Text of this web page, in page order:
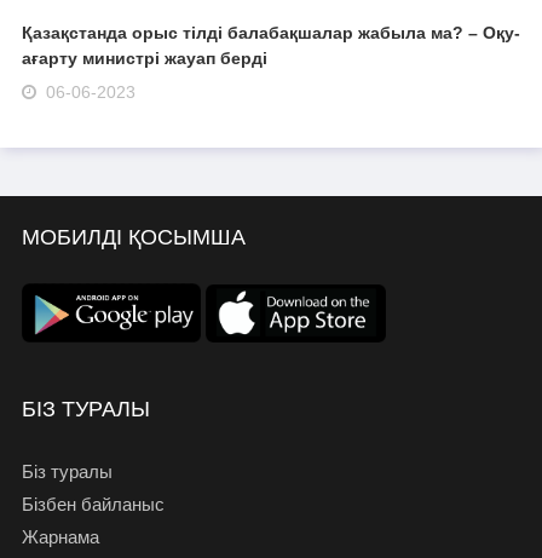
Қазақстанда орыс тілді балабақшалар жабыла ма? – Оқу-
ағарту министрі жауап берді
06-06-2023
МОБИЛДІ ҚОСЫМША
БІЗ ТУРАЛЫ
Біз туралы
Бізбен байланыс
Жарнама